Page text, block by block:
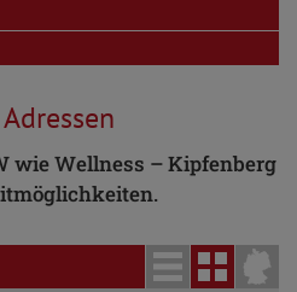
wie Wellness – Kipfenberg